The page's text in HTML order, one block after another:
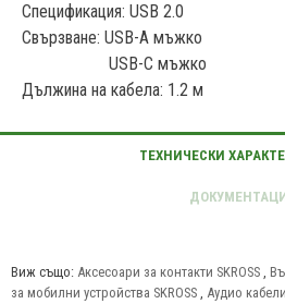
Спецификация: USB 2.0
Свързване: USB-А мъжко
USB-C мъжко
Дължина на кабела: 1.2 м
Виж също: Аксесоари за контакти SKROSS ,
за мобилни устройства SKROSS , Аудио